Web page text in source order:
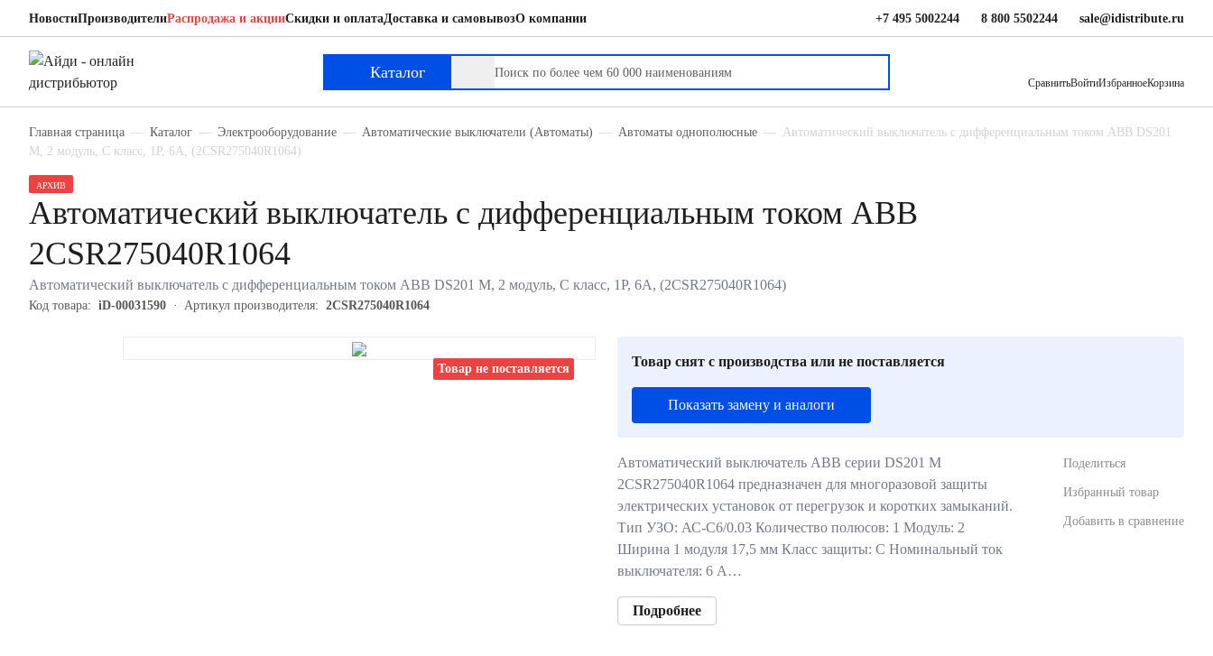
НовостиПроизводителиРаспродажа и акцииСкидки и оплатаДоставка и самовывозО компании +7 495 5002244 8 800 5502244 sale@idistribute.ru
Каталог
СравнитьВойтиИзбранноеКорзина
Главная страница Каталог Электрооборудование Автоматические выключатели (Автоматы) Автоматы однополюсные
Автоматический выключатель с дифференциальным током ABB DS201
M, 2 модуль, C класс, 1P, 6А, (2CSR275040R1064)
Товар не поставляется
АРХИВ
Автоматический выключатель с дифференциальным током ABB
2CSR275040R1064
Автоматический выключатель с дифференциальным током ABB DS201 M, 2 модуль, C класс, 1P, 6А, (2CSR275040R1064)
Код товара: iD-00031590 Артикул производителя: 2CSR275040R1064
Товар снят с производства или не поставляется
Показать замену и аналоги
Автоматический выключатель ABB серии DS201 M
2CSR275040R1064 предназначен для многоразовой защиты
электрических установок от перегрузок и коротких замыканий.
Тип УЗО: АС-C6/0.03 Количество полюсов: 1 Модуль: 2
Ширина 1 модуля 17,5 мм Класс защиты: С Номинальный ток
выключателя: 6 А…
Подробнее
Поделиться
Избранный товар
Добавить в сравнение
ABB 2CSR275040R1064
Автоматический выключатель с дифференциальным током